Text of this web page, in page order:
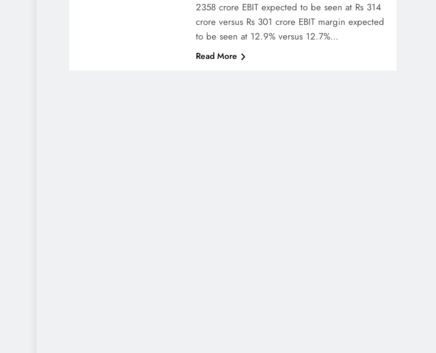
2358 crore EBIT expected to be seen at Rs 314
crore versus Rs 301 crore EBIT margin expected
to be seen at 12.9% versus 12.7%…
Read More